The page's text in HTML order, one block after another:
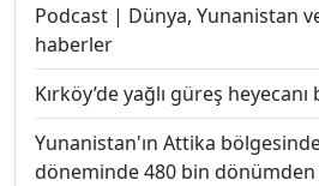
Podcast | Dünya, Yunanistan
haberler
Kırköy’de yağlı güreş heyecanı
Yunanistan'ın Attika
döneminde 480 bin dönümden